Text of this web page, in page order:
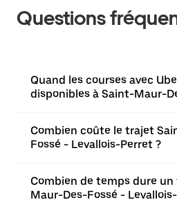
Questions
Quand les courses avec
disponibles à Saint-Maur-
Combien coûte le trajet
Fossé - Levallois-Perret ?
Combien de temps dure
Maur-Des-Fossé -